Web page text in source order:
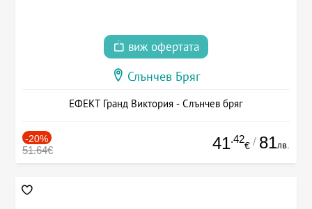
виж офертата
Слънчев Бряг
ЕФЕКТ Гранд Виктория - Слънчев бряг
-20%
51.64€ 41.42
€ / 81лв.